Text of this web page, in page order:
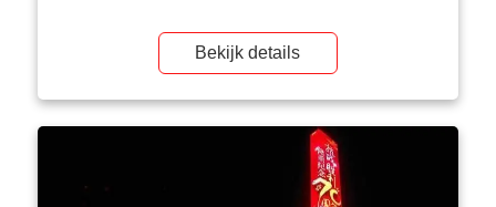
Bekijk details